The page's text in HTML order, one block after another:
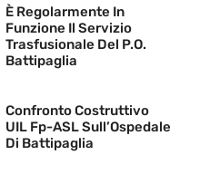
È Regolarmente In
Funzione Il Servizio
Trasfusionale Del P.O.
Battipaglia
Confronto Costruttivo
UIL Fp-ASL Sull’Ospedale
Di Battipaglia